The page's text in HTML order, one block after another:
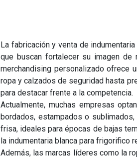
La fabricación y venta de
que buscan fortalecer su imagen
merchandising personalizado ofrece
ropa y calzados de seguridad hasta
para destacar frente a la competencia.
Actualmente, muchas empresas
bordados, estampados o
frisa, ideales para épocas de bajas
la indumentaria blanca para frigorifico
Además, las marcas líderes como la